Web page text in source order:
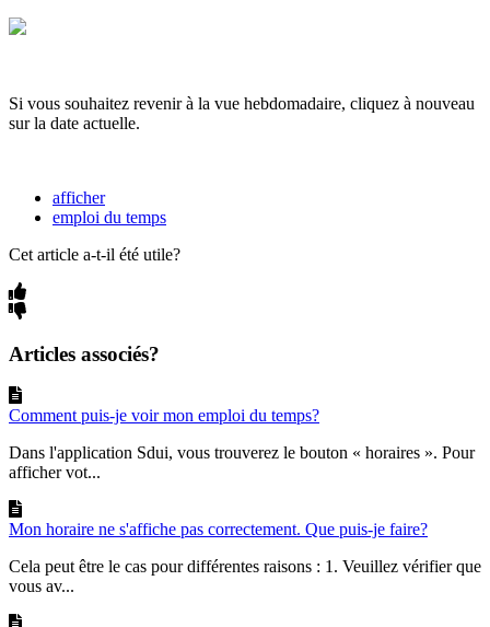
Si vous souhaitez revenir à la vue hebdomadaire, cliquez à nouveau
sur la date actuelle.
afficher
emploi du temps
Cet article a-t-il été utile?
Articles associés?
Comment puis-je voir mon emploi du temps?
Dans l'application Sdui, vous trouverez le bouton « horaires ». Pour
afficher vot...
Mon horaire ne s'affiche pas correctement. Que puis-je faire?
Cela peut être le cas pour différentes raisons : 1. Veuillez vérifier que
vous av...